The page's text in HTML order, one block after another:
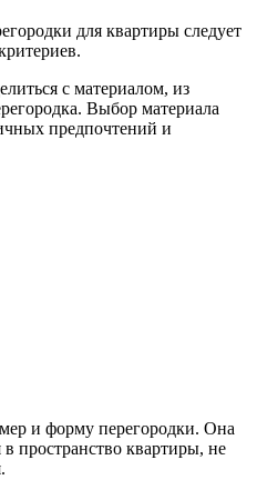
для квартиры следует
с материалом, из
Выбор материала
предпочтений и
и форму перегородки. Она
пространство квартиры, не